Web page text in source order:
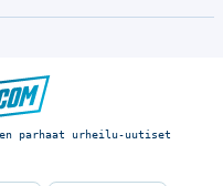
parhaat urheilu-uutiset